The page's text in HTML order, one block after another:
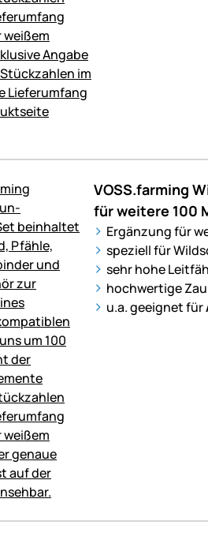
VOSS.farming
für weitere 100
Ergänzung für
speziell für
sehr hohe
hochwertige
u.a. geeignet für